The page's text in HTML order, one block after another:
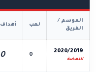
الموسم /
الفريق
لعب أهداف
2020/2019
النهضة
0
0